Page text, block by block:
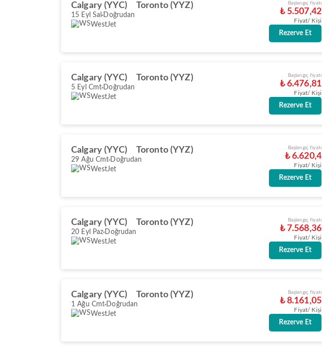
Calgary (YYC) Toronto (YYZ)
15 Eyl Sal Doğrudan
WestJet
Başlangıç fiyatı
₺ 5.507,42
Fiyat/ Kişi
Rezerve Et
Calgary (YYC) Toronto (YYZ)
5 Eyl Cmt Doğrudan
WestJet
Başlangıç fiyatı
₺ 6.476,81
Fiyat/ Kişi
Rezerve Et
Calgary (YYC) Toronto (YYZ)
29 Ağu Cmt Doğrudan
WestJet
Başlangıç fiyatı
₺ 6.620,4
Fiyat/ Kişi
Rezerve Et
Calgary (YYC) Toronto (YYZ)
20 Eyl Paz Doğrudan
WestJet
Başlangıç fiyatı
₺ 7.568,36
Fiyat/ Kişi
Rezerve Et
Calgary (YYC) Toronto (YYZ)
1 Ağu Cmt Doğrudan
WestJet
Başlangıç fiyatı
₺ 8.161,05
Fiyat/ Kişi
Rezerve Et